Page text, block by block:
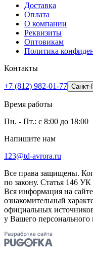
Доставка
Оплата
О компании
Реквизиты
Оптовикам
Политика
Контакты
+7 (812) 982-01-77 Санкт-
Время работы
Пн. - Пт.: с 8:00 до 18:00
Напишите нам
123@td-avrora.ru
Все права защищены.
по закону. Статья 146
Вся информация на
ознакомительный
официальных
у Вашего персонального